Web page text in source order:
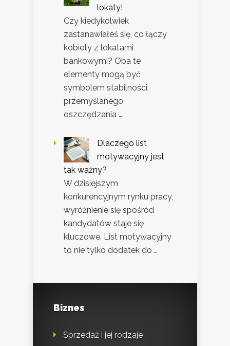
lokaty!
Czy kiedykolwiek
zastanawiałeś się, co łączy
kobiety z lokatami
bankowymi? Oba te
elementy mogą być
symbolem stabilności,
przemyślanego
oszczędzania …
Dlaczego list
motywacyjny jest
tak ważny?
W dzisiejszym
konkurencyjnym rynku pracy,
wyróżnienie się spośród
kandydatów staje się
kluczowe. List motywacyjny
to nie tylko dodatek do …
Biznes
Sprzedaż i jej rodzaje